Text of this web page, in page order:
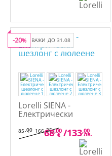
ВАЖИ ДО 31.08
-20%
Lorelli SIENA -
Електрически
шезлонг с люлеене
85,00
€ 166,25лв.
68,00
€ /133,00
лв.